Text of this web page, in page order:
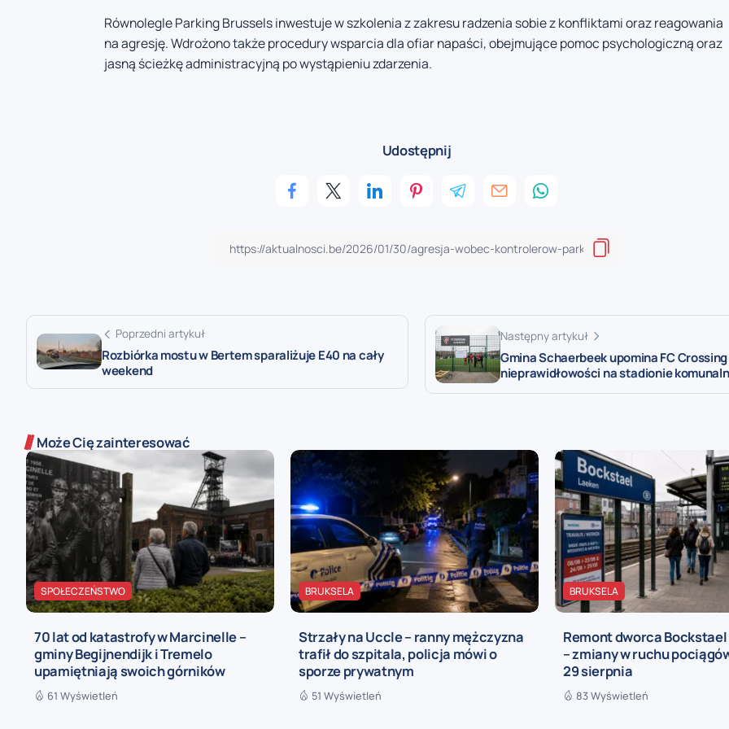
Równolegle Parking Brussels inwestuje w szkolenia z zakresu radzenia sobie z konfliktami oraz reagowania
na agresję. Wdrożono także procedury wsparcia dla ofiar napaści, obejmujące pomoc psychologiczną oraz
jasną ścieżkę administracyjną po wystąpieniu zdarzenia.
Udostępnij
Poprzedni artykuł
Rozbiórka mostu w Bertem sparaliżuje E40 na cały
weekend
Następny artykuł
Gmina Schaerbeek upomina FC
nieprawidłowości na stadionie
Może Cię zainteresować
SPOŁECZEŃSTWO
70 lat od katastrofy w Marcinelle –
gminy Begijnendijk i Tremelo
upamiętniają swoich górników
61 Wyświetleń
BRUKSELA
Strzały na Uccle – ranny mężczyzna
trafił do szpitala, policja mówi o
sporze prywatnym
51 Wyświetleń
BRUKSELA
Remont dworca Bockstael
– zmiany w ruchu
29 sierpnia
83 Wyświetleń